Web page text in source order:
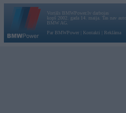
Vortāls BMWPower.lv darbojas
kopš 2002. gada 14. maija. Tas nav
BMW AG.
Par BMWPower
Kontakti Reklāma